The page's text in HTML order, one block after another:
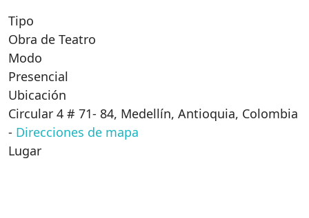
Tipo
Obra de Teatro
Modo
Presencial
Ubicación
Circular 4 # 71- 84, Medellín, Antioquia, Colombia
- Direcciones de mapa
Lugar